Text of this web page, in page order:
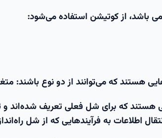
باشد، از کوتیشن استفاده می‌شود:
هستند که می‌توانند از دو نوع باشند:
هستند که برای شل فعلی تعریف شده‌اند و
اطلاعات به فرآیندهایی که از شل